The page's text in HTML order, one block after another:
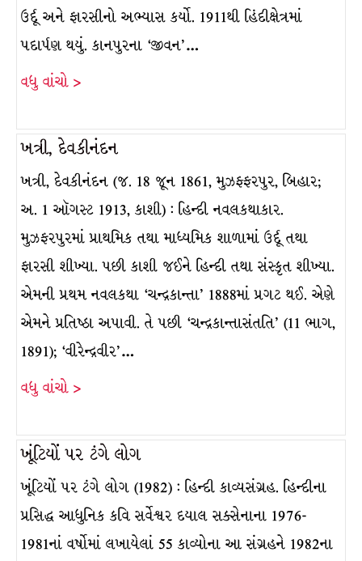
ઉર્દૂ અને ફારસીનો અભ્યાસ કર્યો. 1911થી હિંદીક્ષેત્રમાં
પદાર્પણ થયું. કાનપુરના ‘જીવન’…
વધુ વાંચો >
ખત્રી, દેવકીનંદન
ખત્રી, દેવકીનંદન (જ. 18 જૂન 1861, મુઝફ્ફરપુર, બિહાર;
અ. 1 ઑગસ્ટ 1913, કાશી) : હિન્દી નવલકથાકાર.
મુઝફરપુરમાં પ્રાથમિક તથા માધ્યમિક શાળામાં ઉર્દૂ તથા
ફારસી શીખ્યા. પછી કાશી જઈને હિન્દી તથા સંસ્કૃત શીખ્યા.
એમની પ્રથમ નવલકથા ‘ચન્દ્રકાન્તા’ 1888માં પ્રગટ થઈ. એણે
એમને પ્રતિષ્ઠા અપાવી. તે પછી ‘ચન્દ્રકાન્તાસંતતિ’ (11 ભાગ,
1891); ‘વીરેન્દ્રવીર’…
વધુ વાંચો >
ખૂંટિયોં પર ટંગે લોગ
ખૂંટિયોં પર ટંગે લોગ (1982) : હિન્દી કાવ્યસંગ્રહ. હિન્દીના
પ્રસિદ્ધ આધુનિક કવિ સર્વેશ્વર દયાલ સક્સેનાના 1976-
1981નાં વર્ષોમાં લખાયેલાં 55 કાવ્યોના આ સંગ્રહને 1982ના